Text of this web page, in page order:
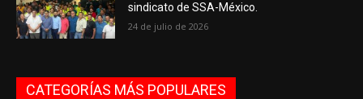
sindicato de SSA-México.
24 de julio de 2026
CATEGORÍAS MÁS POPULARES